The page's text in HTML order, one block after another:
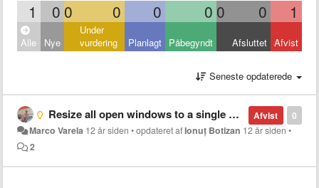
1 0 0 0 0 0 0 0 1
Alle Nye
Under
vurdering
Planlagt Påbegyndt Afsluttet Afvist
Seneste opdaterede
0
Afvist
Resize all open windows to a single preset
Marco Varela 12 år siden •opdateret afIonuț Botizan 12 år siden •
2